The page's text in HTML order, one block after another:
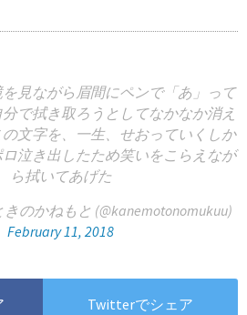
見ながら眉間にペンで「あ」って
で拭き取ろうとしてなかなか消え
文字を、一生、せおっていくしか
泣き出したため笑いをこらえなが
ら拭いてあげた
のかねもと (@kanemotonomukuu)
February 11, 2018
Twitterでシェア